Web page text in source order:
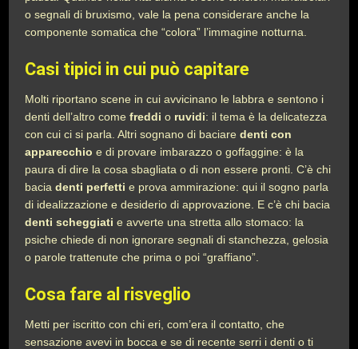
o segnali di bruxismo, vale la pena considerare anche la
componente somatica che “colora” l’immagine notturna.
Casi tipici in cui può capitare
Molti riportano scene in cui avvicinano le labbra e sentono i
denti dell’altro comefreddi o ruvidi: il tema è la delicatezza
con cui ci si parla. Altri sognano di baciaredenti con
apparecchio e di provare imbarazzo o goffaggine: è la
paura di dire la cosa sbagliata o di non essere pronti. C’è chi
baciadenti perfetti e prova ammirazione: qui il sogno parla
di idealizzazione e desiderio di approvazione. E c’è chi bacia
denti scheggiati e avverte una stretta allo stomaco: la
psiche chiede di non ignorare segnali di stanchezza, gelosia
o parole trattenute che prima o poi “graffiano”.
Cosa fare al risveglio
Metti per iscritto con chi eri, com’era il contatto, che
sensazione avevi in bocca e se di recente serri i denti o ti